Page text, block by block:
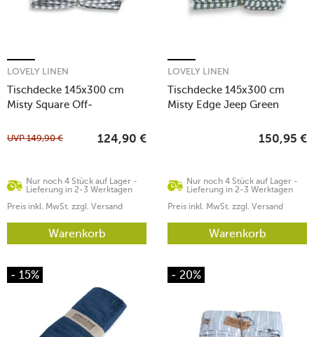
Tischdecke 145x300 cm
Misty Square Off-
LOVELY LINEN
Nur noch 4 Stück auf Lager -
Lieferung in 2-3 Werktagen
UVP149,90 € 124,90 €
Preis inkl. MwSt. zzgl. Versand
Warenkorb
Tischdecke 145x300 cm
Misty Edge Jeep Green
LOVELY LINEN
Nur noch 4 Stück auf Lager -
Lieferung in 2-3 Werktagen
150,95 €
Preis inkl. MwSt. zzgl. Versand
Warenkorb
- 15% - 20%